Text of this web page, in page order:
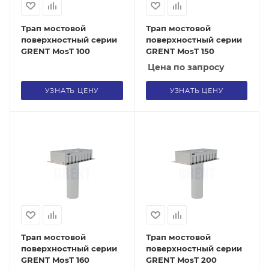
Трап мостовой
поверхностный серии
GRENT MosT 100
УЗНАТЬ ЦЕНУ
Трап мостовой
поверхностный серии
GRENT MosT 150
Цена по запросу
УЗНАТЬ ЦЕНУ
Трап мостовой
поверхностный серии
GRENT MosT 160
Трап мостовой
поверхностный серии
GRENT MosT 200